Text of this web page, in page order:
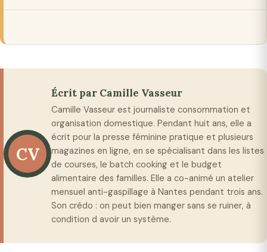
CV
Écrit par Camille Vasseur
Camille Vasseur est journaliste consommation et
organisation domestique. Pendant huit ans, elle a
écrit pour la presse féminine pratique et plusieurs
magazines en ligne, en se spécialisant dans les listes
de courses, le batch cooking et le budget
alimentaire des familles. Elle a co-animé un atelier
mensuel anti-gaspillage à Nantes pendant trois ans.
Son crédo : on peut bien manger sans se ruiner, à
condition d avoir un système.